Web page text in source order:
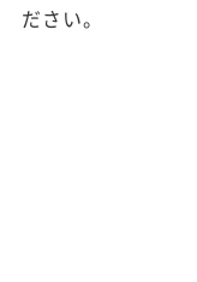
ださい。